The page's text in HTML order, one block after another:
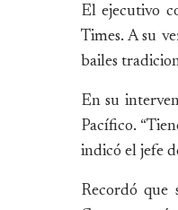
El ejecutivo
Times. A su
bailes
En su
Pacífico.
indicó el jefe
Recordó que